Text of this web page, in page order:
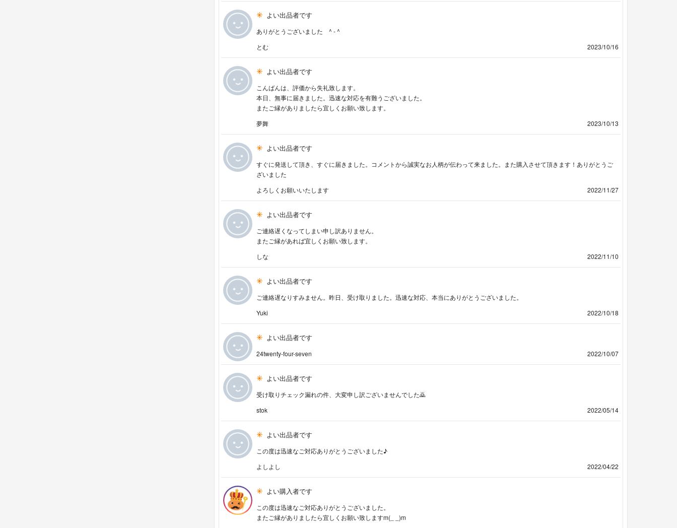
よい出品者です
ありがとうございました ^ - ^
とむ
2023/10/16
よい出品者です
こんばんは、評価から失礼致します。
本日、無事に届きました。迅速な対応を有難うございました。
またご縁がありましたら宜しくお願い致します。
夢舞
2023/10/13
よい出品者です
すぐに発送して頂き、すぐに届きました。コメントから誠実なお人柄が伝わって来ました。また購入させて頂きます！ありがとうご
ざいました
よろしくお願いいたします
2022/11/27
よい出品者です
ご連絡遅くなってしまい申し訳ありません。
またご縁があれば宜しくお願い致します。
しな
2022/11/10
よい出品者です
ご連絡遅なりすみません。昨日、受け取りました。迅速な対応、本当にありがとうございました。
Yuki
2022/10/18
よい出品者です
24twenty-four-seven 2022/10/07
よい出品者です
受け取りチェック漏れの件、大変申し訳ございませんでした🙇
stok
2022/05/14
よい出品者です
この度は迅速なご対応ありがとうございました♪
よしよし
2022/04/22
よい購入者です
この度は迅速なご対応ありがとうございました。
またご縁がありましたら宜しくお願い致しますm(_ _)m